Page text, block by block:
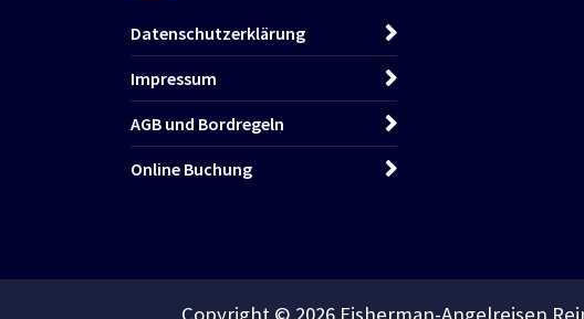
Datenschutzerklärung
Impressum
AGB und Bordregeln
Online Buchung